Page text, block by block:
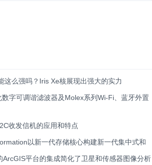
这么强吗？Iris Xe核展现出强大的实力
数字可调谐滤波器及Molex系列Wi-Fi、蓝牙外置
收发信机的应用和特点
以新一代存储核心构建新一代集中式和
ArcGIS平台的集成简化了卫星和传感器图像分析